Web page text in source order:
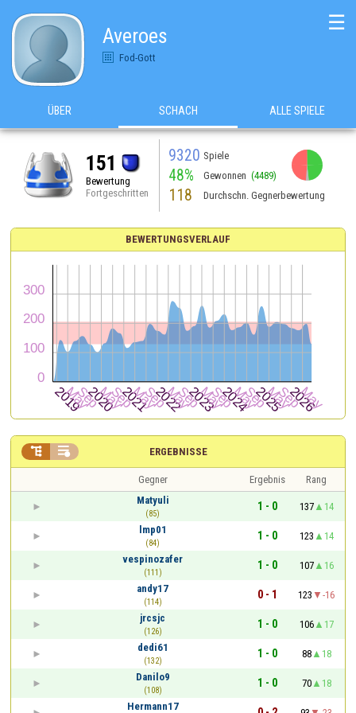
Averoes
Fod-Gott
☰
ÜBER SCHACH ALLE SPIELE
151
Bewertung
Fortgeschritten
9320 Spiele
48% Gewonnen (4489)
118 Durchschn. Gegnerbewertung
BEWERTUNGSVERLAUF
ERGEBNISSE
 
Gegner Ergebnis
Rang
Matyuli
(85)
1 - 0 137
14
lmp01
(84)
1 - 0 123
14
vespinozafer
(111)
1 - 0 107
16
andy17
(114)
0 - 1 123
-16
jrcsjc
(126)
1 - 0 106
17
dedi61
(132)
1 - 0 88
18
Danilo9
(108)
1 - 0 70
18
Hermann17